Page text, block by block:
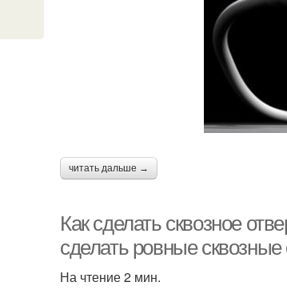
читать дальше →
Как сделать сквозное
сделать ровные сквозные
На чтение 2 мин.